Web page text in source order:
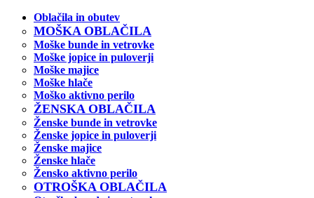
Oblačila in obutev
MOŠKA OBLAČILA
Moške bunde in vetrovke
Moške jopice in puloverji
Moške majice
Moške hlače
Moško aktivno perilo
ŽENSKA OBLAČILA
Ženske bunde in vetrovke
Ženske jopice in puloverji
Ženske majice
Ženske hlače
Žensko aktivno perilo
OTROŠKA OBLAČILA